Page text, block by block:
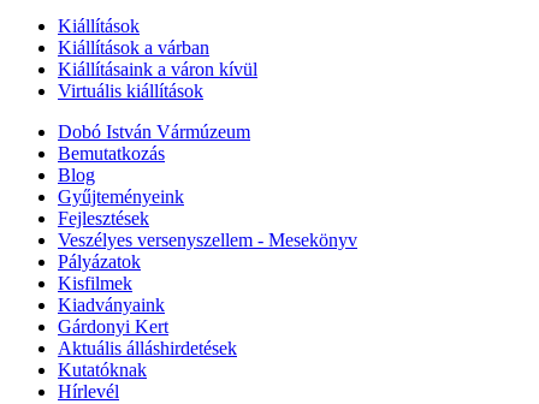
Kiállítások
Kiállítások a várban
Kiállításaink a váron kívül
Virtuális kiállítások
Dobó István Vármúzeum
Bemutatkozás
Blog
Gyűjteményeink
Fejlesztések
Veszélyes versenyszellem - Mesekönyv
Pályázatok
Kisfilmek
Kiadványaink
Gárdonyi Kert
Aktuális álláshirdetések
Kutatóknak
Hírlevél